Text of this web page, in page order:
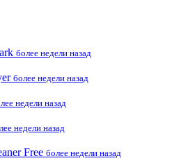
более недели назад
более недели назад
недели назад
недели назад
Free более недели назад